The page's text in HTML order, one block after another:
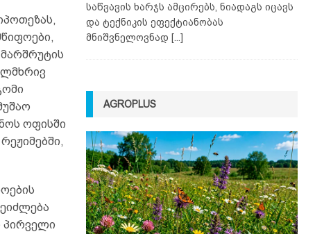
მარშრუტის
ოფისში
პირველი
საწვავის ხარჯს ამცირებს, ნიადაგს იცავს
და ტექნიკის ეფექტიანობას
მნიშვნელოვნად [...]
AGROPLUS